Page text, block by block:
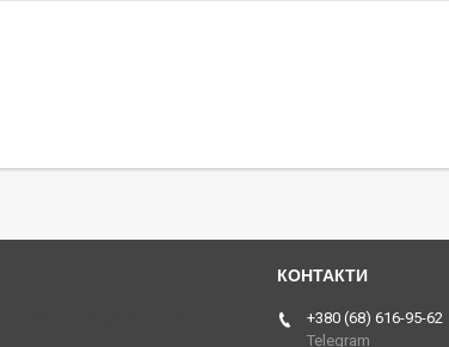
+380 (68) 616-95-62
Telegram